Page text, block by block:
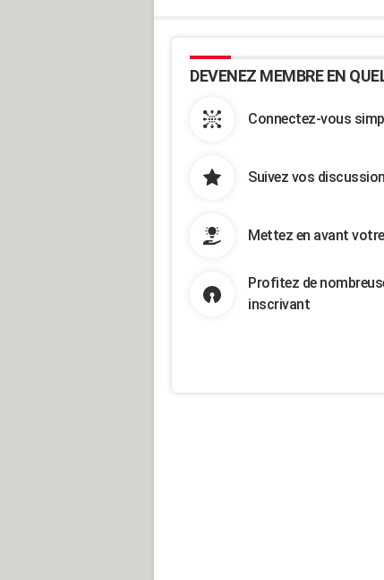
DEVENEZ MEMBRE EN
Connectez-vous
Suivez vos
Mettez en avant
Profitez de
inscrivant